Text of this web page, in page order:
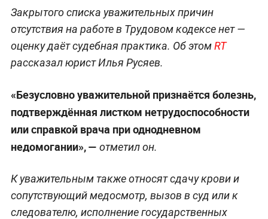
Закрытого списка уважительных причин
отсутствия на работе в Трудовом кодексе нет —
оценку даёт судебная практика. Об этомRT
рассказал юрист Илья Русяев.
«Безусловно уважительной признаётся болезнь,
подтверждённая листком нетрудоспособности
или справкой врача при однодневном
недомогании», — отметил он.
К уважительным также относят сдачу крови и
сопутствующий медосмотр, вызов в суд или к
следователю, исполнение государственных